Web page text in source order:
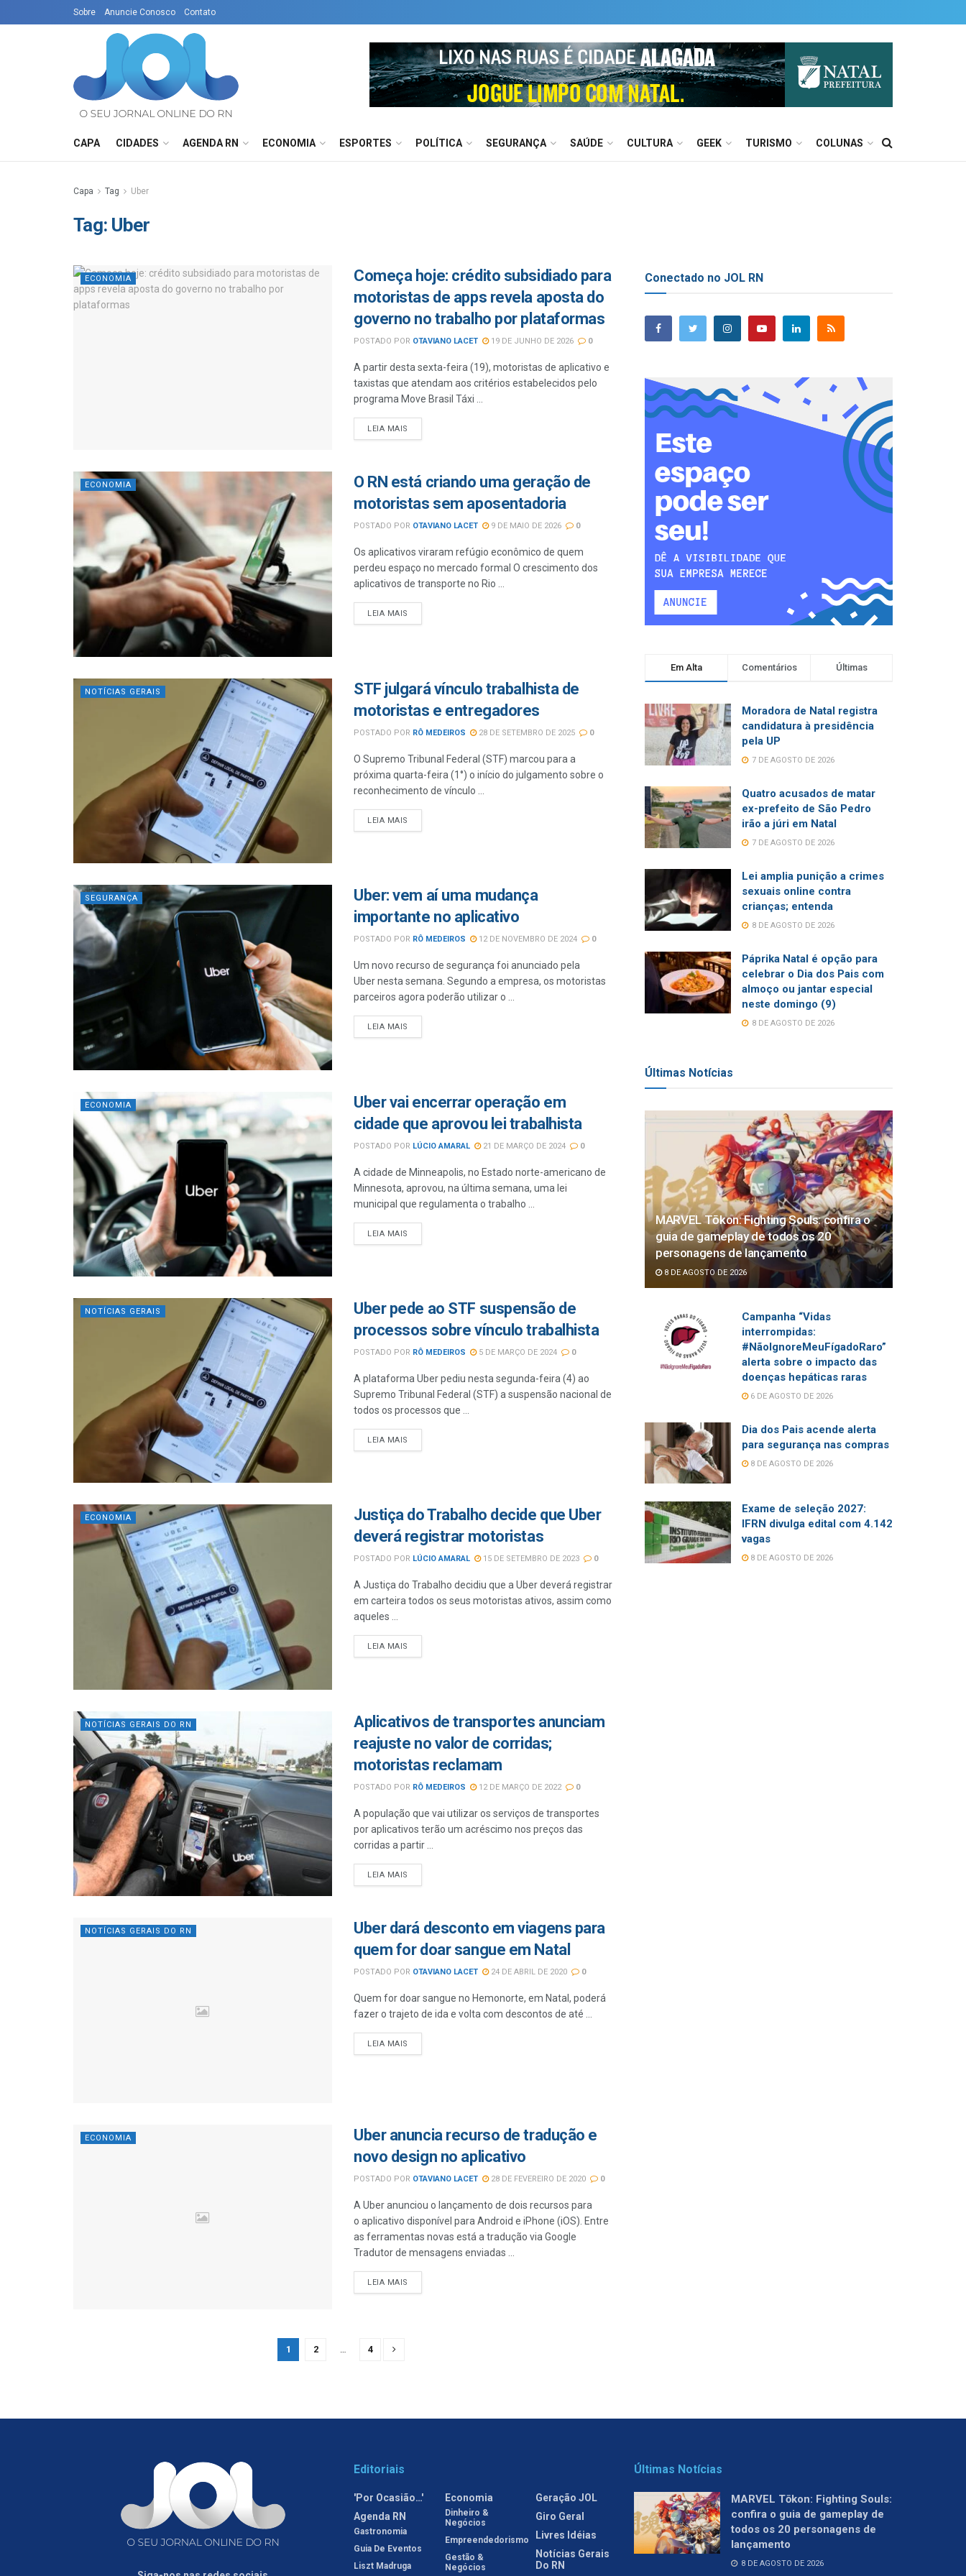
Sobre Anuncie Conosco Contato
CAPA CIDADES AGENDA RN ECONOMIA ESPORTES POLÍTICA SEGURANÇA SAÚDE CULTURA GEEK TURISMO COLUNAS
Capa Tag Uber
Tag: Uber
ECONOMIA
Começa hoje: crédito subsidiado para
motoristas de apps revela aposta do
governo no trabalho por plataformas
POSTADO POR OTAVIANO LACET 19 DE JUNHO DE 2026 0
A partir desta sexta-feira (19), motoristas de aplicativo e
taxistas que atendam aos critérios estabelecidos pelo
programa Move Brasil Táxi ...
LEIA MAIS
ECONOMIA
O RN está criando uma geração de
motoristas sem aposentadoria
POSTADO POR OTAVIANO LACET 9 DE MAIO DE 2026 0
Os aplicativos viraram refúgio econômico de quem
perdeu espaço no mercado formal O crescimento dos
aplicativos de transporte no Rio ...
LEIA MAIS
NOTÍCIAS GERAIS
STF julgará vínculo trabalhista de
motoristas e entregadores
POSTADO POR RÔ MEDEIROS 28 DE SETEMBRO DE 2025 0
O Supremo Tribunal Federal (STF) marcou para a
próxima quarta-feira (1°) o início do julgamento sobre o
reconhecimento de vínculo ...
LEIA MAIS
SEGURANÇA
Uber: vem aí uma mudança
importante no aplicativo
POSTADO POR RÔ MEDEIROS 12 DE NOVEMBRO DE 2024 0
Um novo recurso de segurança foi anunciado pela
Uber nesta semana. Segundo a empresa, os motoristas
parceiros agora poderão utilizar o ...
LEIA MAIS
ECONOMIA
Uber vai encerrar operação em
cidade que aprovou lei trabalhista
POSTADO POR LÚCIO AMARAL 21 DE MARÇO DE 2024 0
A cidade de Minneapolis, no Estado norte-americano de
Minnesota, aprovou, na última semana, uma lei
municipal que regulamenta o trabalho ...
LEIA MAIS
NOTÍCIAS GERAIS
Uber pede ao STF suspensão de
processos sobre vínculo trabalhista
POSTADO POR RÔ MEDEIROS 5 DE MARÇO DE 2024 0
A plataforma Uber pediu nesta segunda-feira (4) ao
Supremo Tribunal Federal (STF) a suspensão nacional de
todos os processos que ...
LEIA MAIS
ECONOMIA
Justiça do Trabalho decide que Uber
deverá registrar motoristas
POSTADO POR LÚCIO AMARAL 15 DE SETEMBRO DE 2023 0
A Justiça do Trabalho decidiu que a Uber deverá registrar
em carteira todos os seus motoristas ativos, assim como
aqueles ...
LEIA MAIS
NOTÍCIAS GERAIS DO RN
Aplicativos de transportes anunciam
reajuste no valor de corridas;
motoristas reclamam
POSTADO POR RÔ MEDEIROS 12 DE MARÇO DE 2022 0
A população que vai utilizar os serviços de transportes
por aplicativos terão um acréscimo nos preços das
corridas a partir ...
LEIA MAIS
NOTÍCIAS GERAIS DO RN
Uber dará desconto em viagens para
quem for doar sangue em Natal
POSTADO POR OTAVIANO LACET 24 DE ABRIL DE 2020 0
Quem for doar sangue no Hemonorte, em Natal, poderá
fazer o trajeto de ida e volta com descontos de até ...
LEIA MAIS
ECONOMIA
Uber anuncia recurso de tradução e
novo design no aplicativo
POSTADO POR OTAVIANO LACET 28 DE FEVEREIRO DE 2020 0
A Uber anunciou o lançamento de dois recursos para
o aplicativo disponível para Android e iPhone (iOS). Entre
as ferramentas novas está a tradução via Google
Tradutor de mensagens enviadas ...
LEIA MAIS
1 2 4
Conectado no JOL RN
Em Alta Comentários Últimas
Moradora de Natal registra
candidatura à presidência
pela UP
7 DE AGOSTO DE 2026
Quatro acusados de matar
ex-prefeito de São Pedro
irão a júri em Natal
7 DE AGOSTO DE 2026
Lei amplia punição a crimes
sexuais online contra
crianças; entenda
8 DE AGOSTO DE 2026
Páprika Natal é opção para
celebrar o Dia dos Pais com
almoço ou jantar especial
neste domingo (9)
8 DE AGOSTO DE 2026
Últimas Notícias
MARVEL Tōkon: Fighting Souls: confira o
guia de gameplay de todos os 20
personagens de lançamento
8 DE AGOSTO DE 2026
Campanha “Vidas
interrompidas:
#NãoIgnoreMeuFígadoRaro”
alerta sobre o impacto das
doenças hepáticas raras
6 DE AGOSTO DE 2026
Dia dos Pais acende alerta
para segurança nas compras
8 DE AGOSTO DE 2026
Exame de seleção 2027:
IFRN divulga edital com 4.142
vagas
8 DE AGOSTO DE 2026
Editoriais
'Por Ocasião…'
Agenda RN
Gastronomia
Guia De Eventos
Liszt Madruga
Economia
Dinheiro &
Negócios
Empreendedorismo
Gestão &
Negócios
Geração JOL
Giro Geral
Livres Idéias
Notícias Gerais
Do RN
Últimas Notícias
MARVEL Tōkon: Fighting Souls:
confira o guia de gameplay de
todos os 20 personagens de
lançamento
8 DE AGOSTO DE 2026